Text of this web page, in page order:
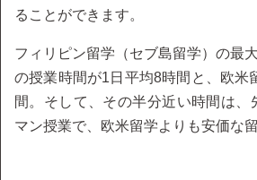
ることができます。
フィリピン留学（セブ島留学）の最
の授業時間が1日平均8時間と、欧米
間。そして、その半分近い時間は、
マン授業で、欧米留学よりも安価な